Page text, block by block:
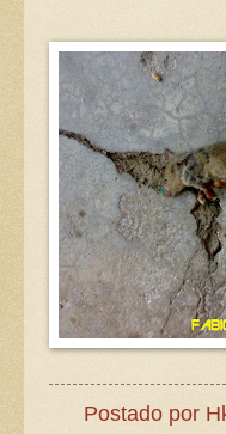
Postado por